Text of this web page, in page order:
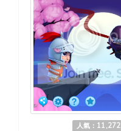
人氣：11,272